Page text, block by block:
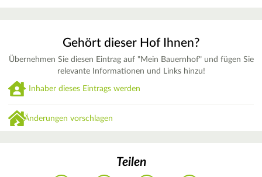
Gehört dieser Hof Ihnen?
Übernehmen Sie diesen Eintrag auf "Mein Bauernhof" und fügen Sie
relevante Informationen und Links hinzu!
Inhaber dieses Eintrags werden
Änderungen vorschlagen
Teilen